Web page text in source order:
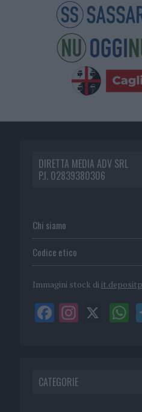
DIRETTA MEDIA ADV SRL
P.I. 02839380306
Chi siamo
Codice etico
Immagini stock di
CATEGORIE